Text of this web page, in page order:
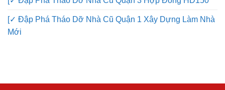
[✓ Đập Phá Tháo Dỡ Nhà Cũ Quận 3 Hợp Đồng HD150
[✓ Đập Phá Tháo Dỡ Nhà Cũ Quận 1 Xây Dựng Làm Nhà
Mới